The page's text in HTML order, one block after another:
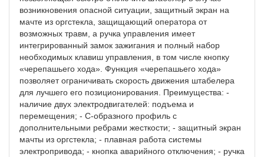
возникновения опасной ситуации, защитный экран на
мачте из оргстекла, защищающий оператора от
возможных травм, а ручка управления имеет
интегрированный замок зажигания и полный набор
необходимых клавиш управления, в том числе кнопку
«черепашьего хода». Функция «черепашьего хода»
позволяет ограничивать скорость движения штабелера
для лучшего его позиционирования. Преимущества: -
наличие двух электродвигателей: подъема и
перемещения; - С-образного профиль с
дополнительными ребрами жесткости; - защитный экран
мачты из оргстекла; - плавная работа системы
электропривода; - кнопка аварийного отключения; - ручка